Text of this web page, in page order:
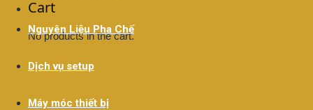
Cart
No products in the cart.
Nguyên Liệu Pha Chế
Dịch vụ setup
Máy móc thiết bị